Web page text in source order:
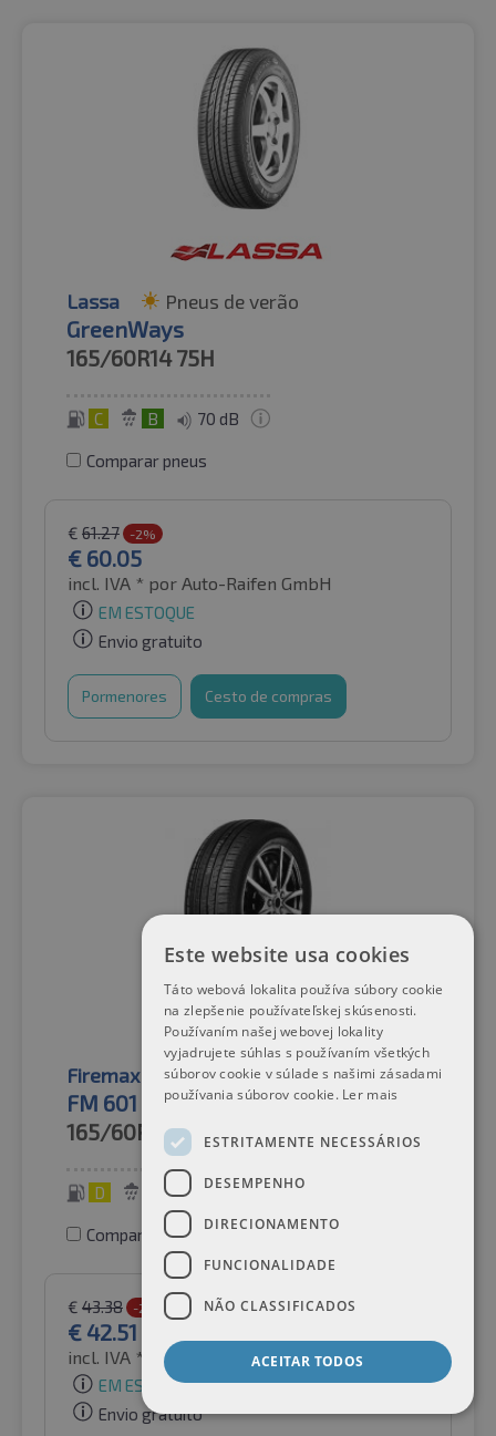
Lassa Pneus de verão
GreenWays
165/60R14 75H
C B 70 dB
Comparar pneus
€ 61.27 -2%
€ 60.05
incl. IVA * por Auto-Raifen GmbH
EM ESTOQUE
Envio gratuito
Pormenores Cesto de compras
Firemax Pneus de verão
FM 601
165/60R1475H
D 69 dB
Comparar pneus
€ 43.38 -2%
€ 42.51
incl. IVA * por Auto-Raifen GmbH
EM ESTOQUE
Envio gratuito
Este website usa cookies
Táto webová lokalita používa súbory cookie
na zlepšenie používateľskej skúsenosti.
Používaním našej webovej lokality
vyjadrujete súhlas s používaním všetkých
súborov cookie v súlade s našimi zásadami
používania súborov cookie. Ler mais
ESTRITAMENTE NECESSÁRIOS
DESEMPENHO
DIRECIONAMENTO
FUNCIONALIDADE
NÃO CLASSIFICADOS
ACEITAR TODOS